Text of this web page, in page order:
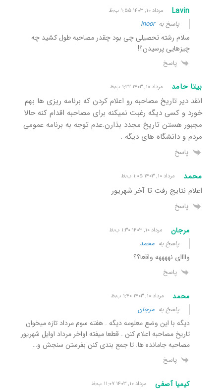
Lavin مرداد ۱۰, ۱۴۰۳ ۱:۵۵ ب٫ظ
پاسخ بهinoor
سلام رشته تحصیلی چی بود چقدر مصاحبه طول کشید چه
چیزهایی پرسیدن؟!
پاسخ
بیتا حامد مرداد ۱۰, ۱۴۰۳ ۱:۳۲ ب٫ظ
انقد دیر تاریخ مصاحبه رو اعلام کردن که برنامه ریزی ها بهم
خورد و کسی دیگه رغبت نمیکنه برای مصاحبه اقدام کنه حالا
مجبور هستن تاریخ مجدد بذارن.عدم توجه به برنامه عمومی
مردم و دانشگاه های دیگه .
پاسخ
محمد مرداد ۱۰, ۱۴۰۳ ۱:۰۵ ب٫ظ
اعلام نتایج رفت تا آخر شهریور
پاسخ
مرجان مرداد ۱۰, ۱۴۰۳ ۱:۳۰ ب٫ظ
پاسخ به محمد
واااای نههههه واقعا؟؟
پاسخ
محمد مرداد ۱۰, ۱۴۰۳ ۱:۴۰ ب٫ظ
پاسخ به مرجان
دیگه با این وضع معلومه دیگه . هفته سوم مرداد تازه میخوان
تاریخ مصاحبه اعلام کنن . قطعا میفته اواخر مرداد اوایل شهریور
مصاحبه جامانده ها. تا جمع بندی کنن بفرستن سنجش و…
پاسخ
کیمیا آصفی مرداد ۱۰, ۱۴۰۳ ۱۱:۰۷ ب٫ظ